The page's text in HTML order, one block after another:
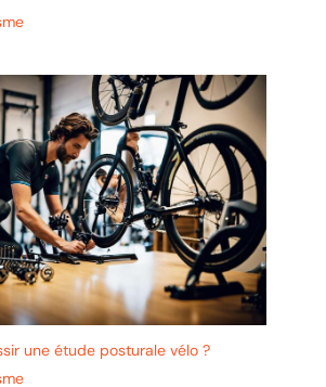
des questions, veuillez nous
contacter, nous vous répondrons
dans un premier temps et
résoudrons vos problèmes
jusqu'à ce que vous soyez
satisfait.
une étude posturale vélo ?